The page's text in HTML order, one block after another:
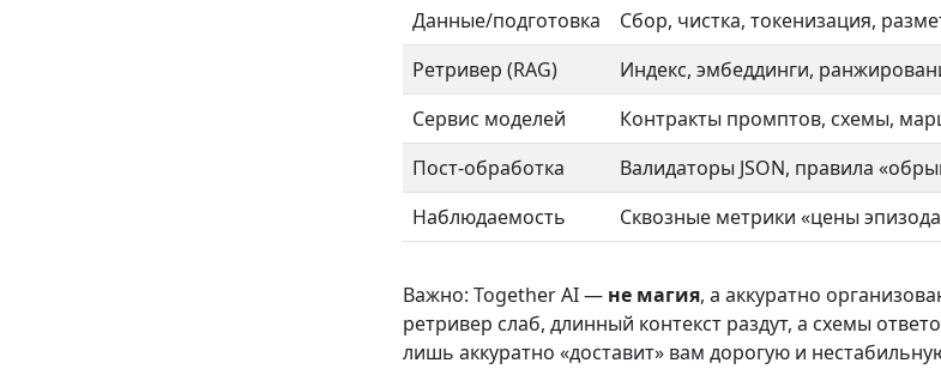
Данные/подготовка
Сбор, чистка, токенизация,
Ретривер (RAG)
Индекс, эмбеддинги,
Сервис моделей
Контракты промптов, схемы,
Пост-обработка
Валидаторы JSON, правила
Наблюдаемость
Сквозные метрики «цены
Важно: Together AI — не магия, а аккуратно
ретривер слаб, длинный контекст раздут, а схемы
лишь аккуратно «доставит» вам дорогую и